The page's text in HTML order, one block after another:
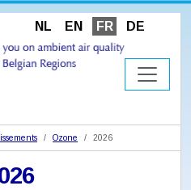
NL EN FR DE
Ozone 2026